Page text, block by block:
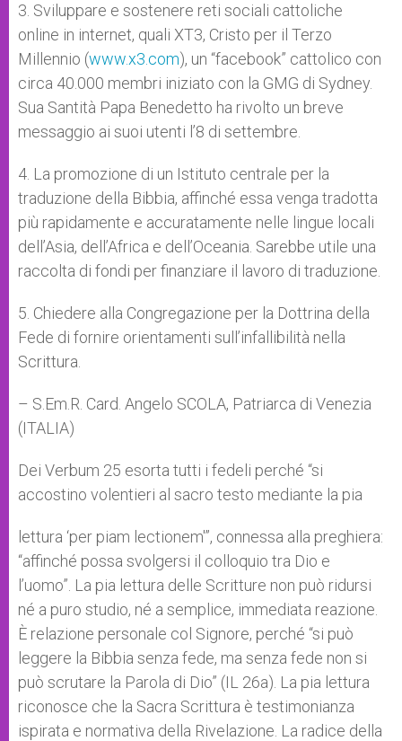
3. Sviluppare e sostenere reti sociali cattoliche
online in internet, quali XT3, Cristo per il Terzo
Millennio (www.x3.com), un “facebook” cattolico con
circa 40.000 membri iniziato con la GMG di Sydney.
Sua Santità Papa Benedetto ha rivolto un breve
messaggio ai suoi utenti l’8 di settembre.
4. La promozione di un Istituto centrale per la
traduzione della Bibbia, affinché essa venga tradotta
più rapidamente e accuratamente nelle lingue locali
dell’Asia, dell’Africa e dell’Oceania. Sarebbe utile una
raccolta di fondi per finanziare il lavoro di traduzione.
5. Chiedere alla Congregazione per la Dottrina della
Fede di fornire orientamenti sull’infallibilità nella
Scrittura.
– S.Em.R. Card. Angelo SCOLA, Patriarca di Venezia
(ITALIA)
Dei Verbum 25 esorta tutti i fedeli perché “si
accostino volentieri al sacro testo mediante la pia
lettura ‘per piam lectionem'”, connessa alla preghiera:
“affinché possa svolgersi il colloquio tra Dio e
l’uomo”. La pia lettura delle Scritture non può ridursi
né a puro studio, né a semplice, immediata reazione.
È relazione personale col Signore, perché “si può
leggere la Bibbia senza fede, ma senza fede non si
può scrutare la Parola di Dio” (IL 26a). La pia lettura
riconosce che la Sacra Scrittura è testimonianza
ispirata e normativa della Rivelazione. La radice della